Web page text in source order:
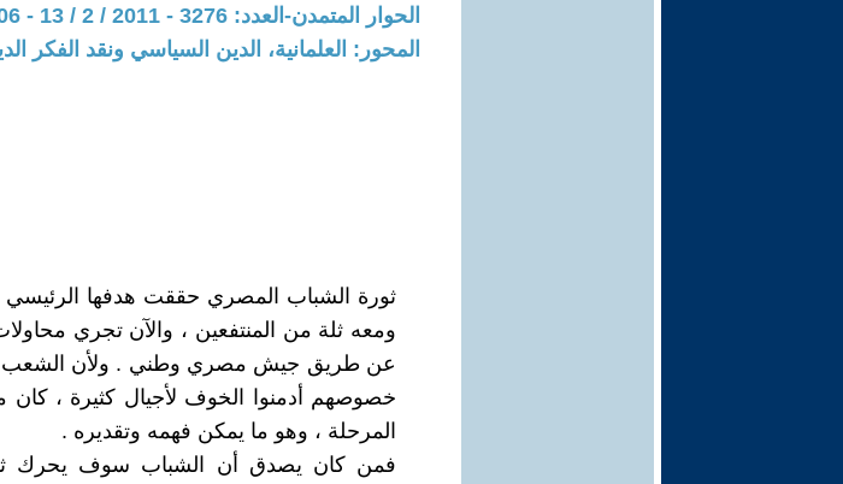
الحوار المتمدن-العدد: 3276 - 2011 / 2 / 13 - 09:06
المحور: العلمانية، الدين السياسي ونقد الفكر
ثورة الشباب المصري حققت هدفها الرئيسي
ومعه ثلة من المنتفعين ، والآن تجري
عن طريق جيش مصري وطني . ولأن الشعب
خصوصهم أدمنوا الخوف لأجيال كثيرة ،
المرحلة ، وهو ما يمكن فهمه وتقديره .
فمن كان يصدق أن الشباب سوف يحرك ثورة